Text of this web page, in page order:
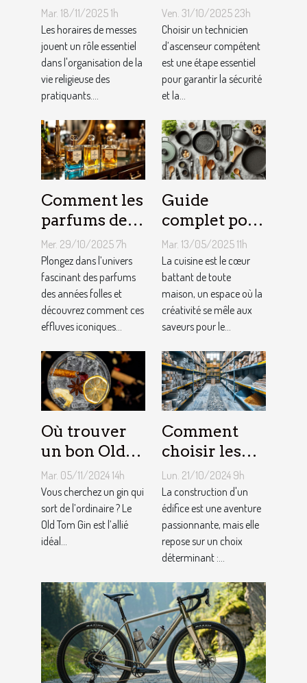
messes
facilitent la
vie des
pratiquants ?
Mar. 18/11/2025 1h
Les horaires de messes
jouent un rôle essentiel
dans l'organisation de la
vie religieuse des
pratiquants....
rechercher
chez un
technicien
d’ascenseur ?
Ven. 31/10/2025 23h
Choisir un technicien
d’ascenseur compétent
est une étape essentiel
pour garantir la sécurité
et la...
Comment les
parfums des
années folles
influencent-
ils la mode
moderne ?
Mer. 29/10/2025 7h
Plongez dans l’univers
fascinant des parfums
des années folles et
découvrez comment ces
effluves iconiques...
Guide
complet pour
choisir le
meilleur
équipement
de cuisine
Mar. 13/05/2025 11h
La cuisine est le cœur
battant de toute
maison, un espace où la
créativité se mêle aux
saveurs pour le...
Où trouver
un bon Old
Tom Gin
artisanal ?
Mar. 05/11/2024 14h
Vous cherchez un gin qui
sort de l’ordinaire ? Le
Old Tom Gin est l’allié
idéal...
Comment
choisir les
matériaux de
construction
adaptés à
votre projet
Lun. 21/10/2024 9h
La construction d'un
édifice est une aventure
passionnante, mais elle
repose sur un choix
déterminant :...